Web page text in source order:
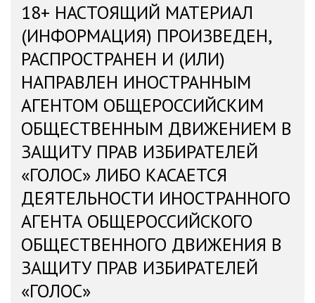
18+ НАСТОЯЩИЙ МАТЕРИАЛ
(ИНФОРМАЦИЯ) ПРОИЗВЕДЕН,
РАСПРОСТРАНЕН И (ИЛИ)
НАПРАВЛЕН ИНОСТРАННЫМ
АГЕНТОМ ОБЩЕРОССИЙСКИМ
ОБЩЕСТВЕННЫМ ДВИЖЕНИЕМ В
ЗАЩИТУ ПРАВ ИЗБИРАТЕЛЕЙ
«ГОЛОС» ЛИБО КАСАЕТСЯ
ДЕЯТЕЛЬНОСТИ ИНОСТРАННОГО
АГЕНТА ОБЩЕРОССИЙСКОГО
ОБЩЕСТВЕННОГО ДВИЖЕНИЯ В
ЗАЩИТУ ПРАВ ИЗБИРАТЕЛЕЙ
«ГОЛОС»